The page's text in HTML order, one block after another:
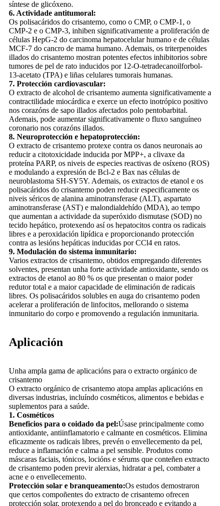
síntese de glicóxeno.
6. Actividade antitumoral:
Os polisacáridos do crisantemo, como o CMP, o CMP-1, o
CMP-2 e o CMP-3, inhiben significativamente a proliferación de
células HepG-2 do carcinoma hepatocelular humano e de células
MCF-7 do cancro de mama humano. Ademais, os triterpenoides
illados do crisantemo mostran potentes efectos inhibitorios sobre
tumores de pel de rato inducidos por 12-O-tetradecanoilforbol-
13-acetato (TPA) e liñas celulares tumorais humanas.
7. Protección cardiovascular:
O extracto de alcohol de crisantemo aumenta significativamente a
contractilidade miocárdica e exerce un efecto inotrópico positivo
nos corazóns de sapo illados afectados polo pentobarbital.
Ademais, pode aumentar significativamente o fluxo sanguíneo
coronario nos corazóns illados.
8. Neuroprotección e hepatoprotección:
O extracto de crisantemo protexe contra os danos neuronais ao
reducir a citotoxicidade inducida por MPP+, a clivaxe da
proteína PARP, os niveis de especies reactivas de osíxeno (ROS)
e modulando a expresión de Bcl-2 e Bax nas células de
neuroblastoma SH-SY5Y. Ademais, os extractos de etanol e os
polisacáridos do crisantemo poden reducir especificamente os
niveis séricos de alanina aminotransferase (ALT), aspartato
aminotransferase (AST) e malondialdehído (MDA), ao tempo
que aumentan a actividade da superóxido dismutase (SOD) no
tecido hepático, protexendo así os hepatocitos contra os radicais
libres e a peroxidación lipídica e proporcionando protección
contra as lesións hepáticas inducidas por CCl4 en ratos.
9. Modulación do sistema inmunitario:
Varios extractos de crisantemo, obtidos empregando diferentes
solventes, presentan unha forte actividade antioxidante, sendo os
extractos de etanol ao 80 % os que presentan o maior poder
redutor total e a maior capacidade de eliminación de radicais
libres. Os polisacáridos solubles en auga do crisantemo poden
acelerar a proliferación de linfocitos, mellorando o sistema
inmunitario do corpo e promovendo a regulación inmunitaria.
Aplicación
Unha ampla gama de aplicacións para o extracto orgánico de
crisantemo
O extracto orgánico de crisantemo atopa amplas aplicacións en
diversas industrias, incluíndo cosméticos, alimentos e bebidas e
suplementos para a saúde.
1. Cosméticos
Beneficios para o coidado da pel:Úsase principalmente como
antioxidante, antiinflamatorio e calmante en cosméticos. Elimina
eficazmente os radicais libres, prevén o envellecemento da pel,
reduce a inflamación e calma a pel sensible. Produtos como
máscaras faciais, tónicos, locións e sérums que conteñen extracto
de crisantemo poden previr alerxias, hidratar a pel, combater a
acne e o envellecemento.
Protección solar e branqueamento:Os estudos demostraron
que certos compoñentes do extracto de crisantemo ofrecen
protección solar, protexendo a pel do bronceado e evitando a